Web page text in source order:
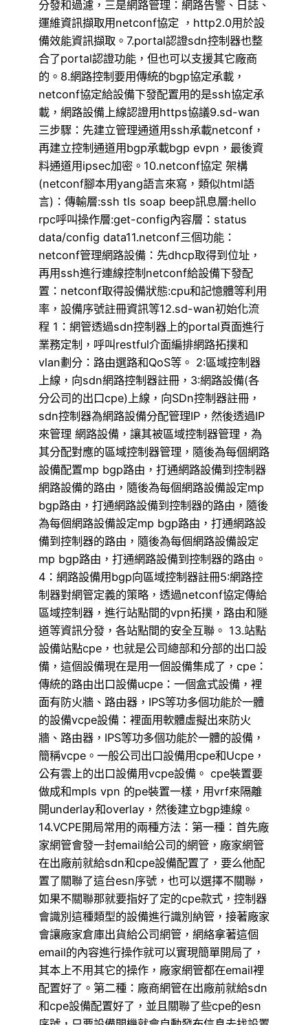
分發和過濾，三是網路管理：網路告警、日誌、
運維資訊擷取用netconf協定 ，http2.0用於設
備效能資訊擷取。7.portal認證sdn控制器也整
合了portal認證功能，但也可以支援其它廠商
的。8.網路控制要用傳統的bgp協定承載，
netconf協定給設備下發配置用的是ssh協定承
載，網路設備上線認證用https協議9.sd-wan
三步驟：先建立管理通道用ssh承載netconf，
再建立控制通道用bgp承載bgp evpn，最後資
料通道用ipsec加密。10.netconf協定 架構
(netconf腳本用yang語言來寫，類似html語
言)：傳輸層:ssh tls soap beep訊息層:hello
rpc呼叫操作層:get-config內容層：status
data/config data11.netconf三個功能：
netconf管理網路設備：先dhcp取得到位址，
再用ssh進行連線控制netconf給設備下發配
置：netconf取得設備狀態:cpu和記憶體等利用
率，設備序號註冊資訊等12.sd-wan初始化流
程 1：網管透過sdn控制器上的portal頁面進行
業務定制，呼叫restful介面編排網路拓撲和
vlan劃分：路由選路和QoS等。 2:區域控制器
上線，向sdn網路控制器註冊，3:網路設備(各
分公司的出口cpe)上線，向SDn控制器註冊，
sdn控制器為網路設備分配管理IP，然後透過IP
來管理 網路設備，讓其被區域控制器管理，為
其分配對應的區域控制器管理，隨後為每個網路
設備配置mp bgp路由，打通網路設備到控制器
網路設備的路由，隨後為每個網路設備設定mp
bgp路由，打通網路設備到控制器的路由，隨後
為每個網路設備設定mp bgp路由，打通網路設
備到控制器的路由，隨後為每個網路設備設定
mp bgp路由，打通網路設備到控制器的路由。
4：網路設備用bgp向區域控制器註冊5:網路控
制器對網管定義的策略，透過netconf協定傳給
區域控制器，進行站點間的vpn拓撲，路由和隧
道等資訊分發，各站點間的安全互聯。 13.站點
設備站點cpe，也就是公司總部和分部的出口設
備，這個設備現在是用一個設備集成了，cpe：
傳統的路由出口設備ucpe：一個盒式設備，裡
面有防火牆、路由器，IPS等功多個功能於一體
的設備vcpe設備：裡面用軟體虛擬出來防火
牆、路由器，IPS等功多個功能於一體的設備，
簡稱vcpe。一般公司出口設備用cpe和Ucpe，
公有雲上的出口設備用vcpe設備。 cpe裝置要
做成和mpls vpn 的pe裝置一樣，用vrf來隔離
開underlay和overlay，然後建立bgp連線。
14.VCPE開局常用的兩種方法：第一種：首先廠
家網管會發一封email給公司的網管，廠家網管
在出廠前就給sdn和cpe設備配置了，要么他配
置了關聯了這台esn序號，也可以選擇不關聯，
如果不關聯那就要指好了定的cpe款式，控制器
會識別這種類型的設備進行識別納管，接著廠家
會讓廠家倉庫出貨給公司網管，網絡拿著這個
email的內容進行操作就可以實現簡單開局了，
其本上不用其它的操作，廠家網管都在email裡
配置好了。第二種：廠商網管在出廠前就給sdn
和cpe設備配置好了，並且關聯了些cpe的esn